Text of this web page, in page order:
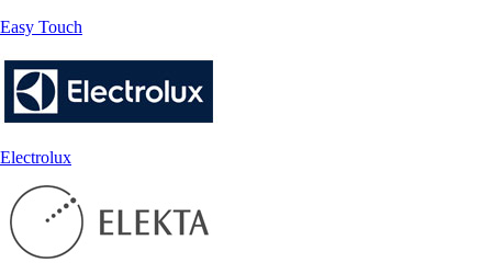
Easy Touch
Electrolux